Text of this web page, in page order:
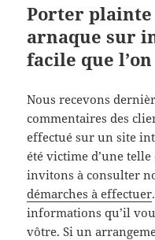
Porter plainte
arnaque sur
facile que
Nous recevons
commentaires des
effectué sur un site
été victime d’une
invitons à consulter
démarches à effectuer
informations qu’il
vôtre. Si un